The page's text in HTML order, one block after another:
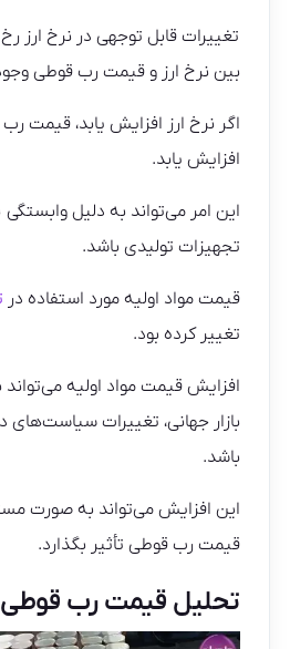
تغییرات قابل توجهی در نرخ ارز
بین نرخ ارز و قیمت رب قوطی
اگر نرخ ارز افزایش یابد، قیمت
افزایش یابد.
این امر می‌تواند به دلیل وابستگی
تجهیزات تولیدی باشد.
قیمت مواد اولیه مورد استفاده در
تغییر کرده بود.
افزایش قیمت مواد اولیه می‌تواند
بازار جهانی، تغییرات سیاست‌های
باشد.
این افزایش می‌تواند به صورت
قیمت رب قوطی تأثیر بگذارد.
تحلیل قیمت رب قوطی